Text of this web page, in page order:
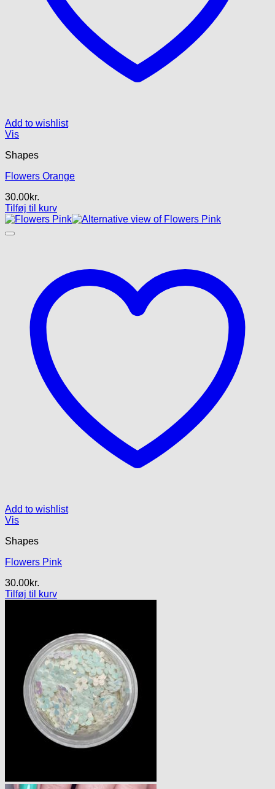
Add to wishlist
Vis
Shapes
Flowers Orange
30.00kr.
Tilføj til kurv
Add to wishlist
Vis
Shapes
Flowers Pink
30.00kr.
Tilføj til kurv